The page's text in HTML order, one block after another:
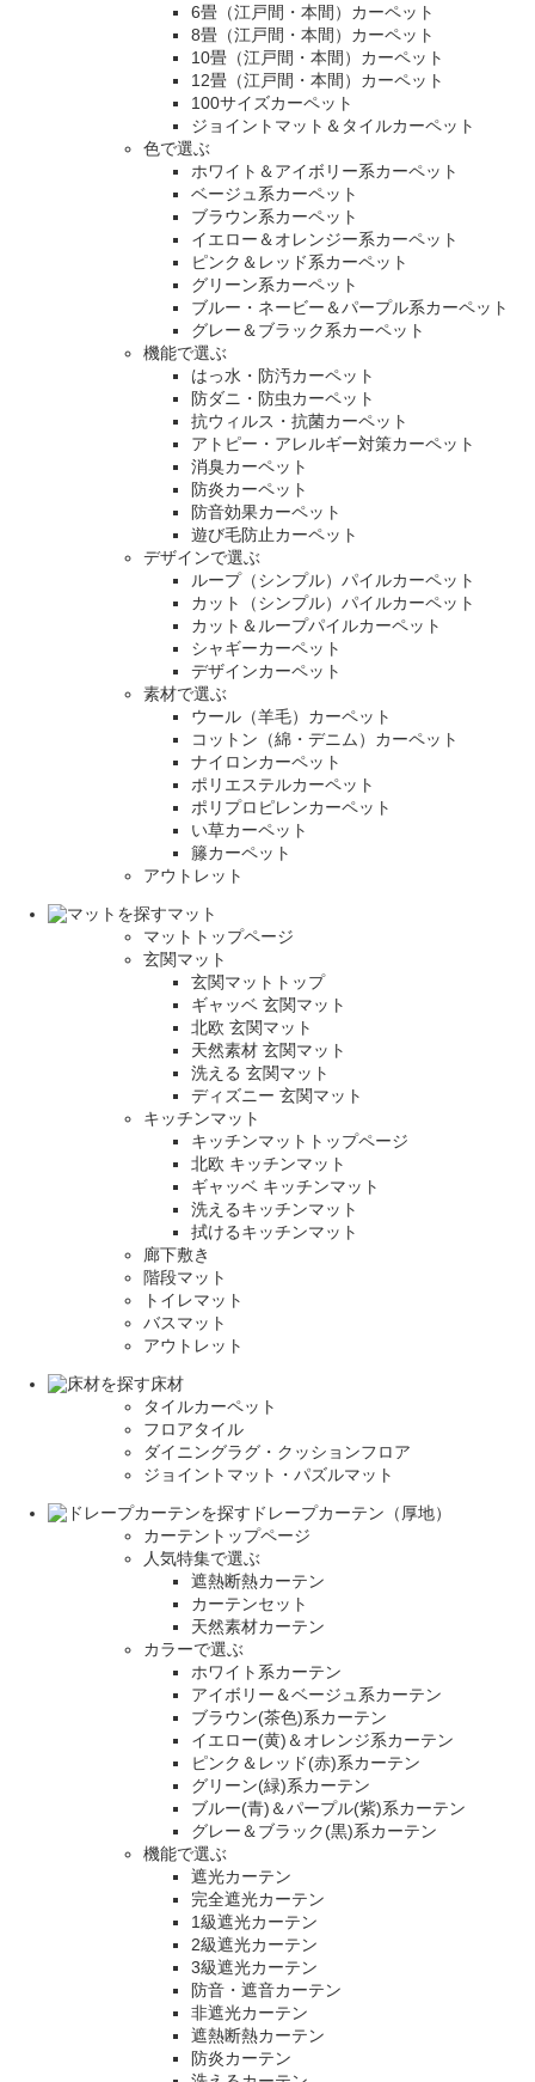
6畳（江戸間・本間）カーペット
8畳（江戸間・本間）カーペット
10畳（江戸間・本間）カーペット
12畳（江戸間・本間）カーペット
100サイズカーペット
ジョイントマット＆タイルカーペット
色で選ぶ
ホワイト＆アイボリー系カーペット
ベージュ系カーペット
ブラウン系カーペット
イエロー＆オレンジー系カーペット
ピンク＆レッド系カーペット
グリーン系カーペット
ブルー・ネービー＆パープル系カーペット
グレー＆ブラック系カーペット
機能で選ぶ
はっ水・防汚カーペット
防ダニ・防虫カーペット
抗ウィルス・抗菌カーペット
アトピー・アレルギー対策カーペット
消臭カーペット
防炎カーペット
防音効果カーペット
遊び毛防止カーペット
デザインで選ぶ
ループ（シンプル）パイルカーペット
カット（シンプル）パイルカーペット
カット＆ループパイルカーペット
シャギーカーペット
デザインカーペット
素材で選ぶ
ウール（羊毛）カーペット
コットン（綿・デニム）カーペット
ナイロンカーペット
ポリエステルカーペット
ポリプロピレンカーペット
い草カーペット
籐カーペット
アウトレット
マット
マットトップページ
玄関マット
玄関マットトップ
ギャッベ 玄関マット
北欧 玄関マット
天然素材 玄関マット
洗える 玄関マット
ディズニー 玄関マット
キッチンマット
キッチンマットトップページ
北欧 キッチンマット
ギャッベ キッチンマット
洗えるキッチンマット
拭けるキッチンマット
廊下敷き
階段マット
トイレマット
バスマット
アウトレット
床材
タイルカーペット
フロアタイル
ダイニングラグ・クッションフロア
ジョイントマット・パズルマット
ドレープカーテン（厚地）
カーテントップページ
人気特集で選ぶ
遮熱断熱カーテン
カーテンセット
天然素材カーテン
カラーで選ぶ
ホワイト系カーテン
アイボリー＆ベージュ系カーテン
ブラウン(茶色)系カーテン
イエロー(黄)＆オレンジ系カーテン
ピンク＆レッド(赤)系カーテン
グリーン(緑)系カーテン
ブルー(青)＆パープル(紫)系カーテン
グレー＆ブラック(黒)系カーテン
機能で選ぶ
遮光カーテン
完全遮光カーテン
1級遮光カーテン
2級遮光カーテン
3級遮光カーテン
防音・遮音カーテン
非遮光カーテン
遮熱断熱カーテン
防炎カーテン